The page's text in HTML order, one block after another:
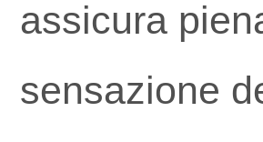
assicura
sensazione